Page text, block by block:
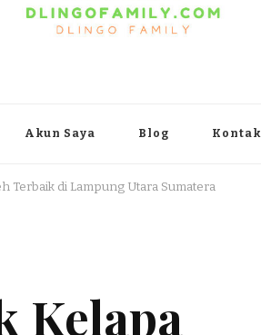
Akun Saya Blog Kontak
Terbaik di Lampung Utara Sumatera
Kelapa